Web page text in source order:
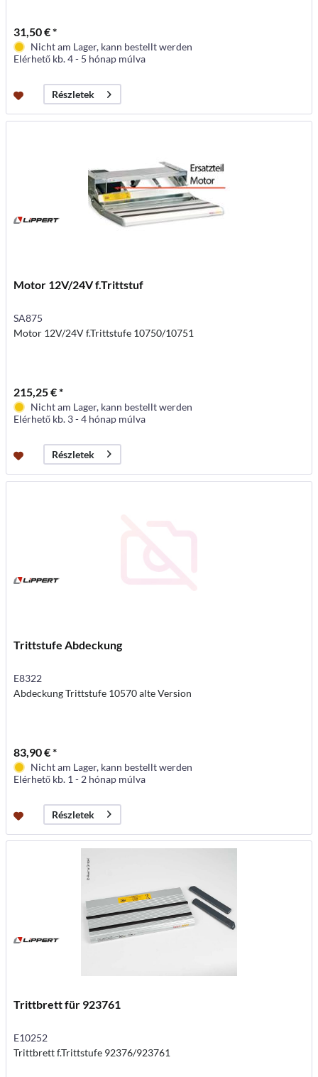
31,50 € *
Nicht am Lager, kann bestellt werden
Elérhető kb. 4 - 5 hónap múlva
Részletek
Motor 12V/24V f.Trittstuf
SA875
Motor 12V/24V f.Trittstufe 10750/10751
215,25 € *
Nicht am Lager, kann bestellt werden
Elérhető kb. 3 - 4 hónap múlva
Részletek
Trittstufe Abdeckung
E8322
Abdeckung Trittstufe 10570 alte Version
83,90 € *
Nicht am Lager, kann bestellt werden
Elérhető kb. 1 - 2 hónap múlva
Részletek
Trittbrett für 923761
E10252
Trittbrett f.Trittstufe 92376/923761